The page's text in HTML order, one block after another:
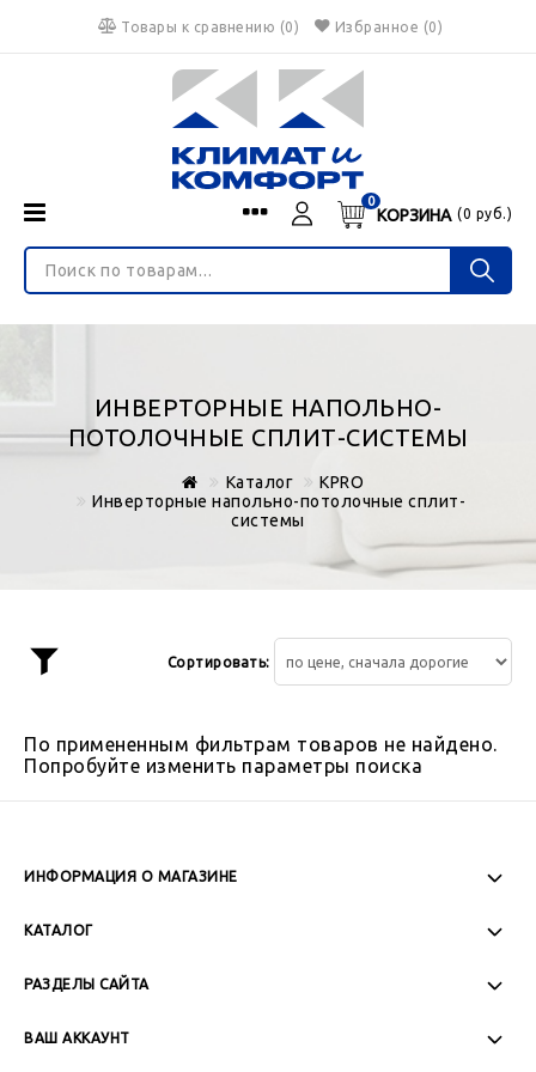
Товары к сравнению (0) Избранное (0)
Menu
Войти
€ $ руб.
КОРЗИНА
0
(0 руб.)
О нас
НЕ ЯВЛЯЕТСЯ ПУБЛИЧНОЙ ОФЕРТОЙ
Доставка и оплата
ИНВЕРТОРНЫЕ НАПОЛЬНО-
ПОТОЛОЧНЫЕ СПЛИТ-СИСТЕМЫ
Каталог
KPRO
Инверторные напольно-потолочные сплит-
системы
Сортировать:
По примененным фильтрам товаров не найдено.
Попробуйте изменить параметры поиска
ИНФОРМАЦИЯ О МАГАЗИНЕ
Сб-Вс: Выходной
КАТАЛОГ
РАЗДЕЛЫ САЙТА
ВАШ АККАУНТ